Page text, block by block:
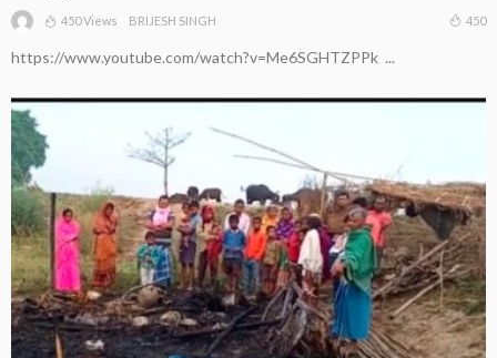
450 Views BRIJESH SINGH 450
https://www.youtube.com/watch?v=Me6SGHTZPPk ...